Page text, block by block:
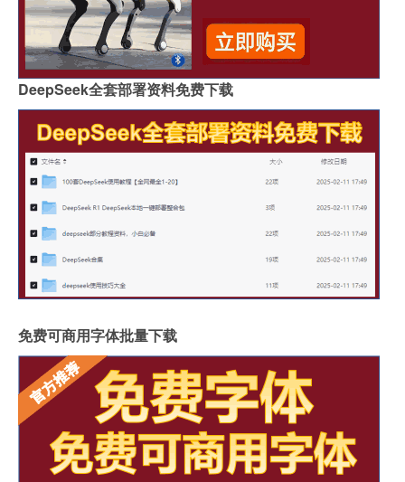
DeepSeek全套部署资料免费下载
免费可商用字体批量下载